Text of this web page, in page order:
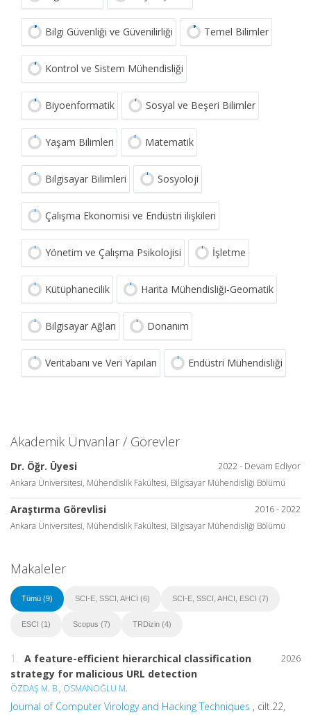
Bilgi Güvenliği ve Güvenilirliği Temel Bilimler
Kontrol ve Sistem Mühendisliği
Biyoenformatik Sosyal ve Beşeri Bilimler
Yaşam Bilimleri Matematik
Bilgisayar Bilimleri Sosyoloji
Çalışma Ekonomisi ve Endüstri ilişkileri
Yönetim ve Çalışma Psikolojisi İşletme
Kütüphanecilik Harita Mühendisliği-Geomatik
Bilgisayar Ağları Donanım
Veritabanı ve Veri Yapıları Endüstri Mühendisliği
Akademik Ünvanlar / Görevler
2022 - Devam Ediyor
Dr. Öğr. Üyesi
Ankara Üniversitesi, Mühendislik Fakültesi, Bilgisayar Mühendisliği Bölümü
2016 - 2022
Araştırma Görevlisi
Ankara Üniversitesi, Mühendislik Fakültesi, Bilgisayar Mühendisliği Bölümü
Makaleler
Tümü (9) SCI-E, SSCI, AHCI (6) SCI-E, SSCI, AHCI, ESCI (7)
ESCI (1) Scopus (7) TRDizin (4)
2026
1. A feature-efficient hierarchical classification
strategy for malicious URL detection
ÖZDAŞ M. B., OSMANOĞLU M.
Journal of Computer Virology and Hacking Techniques , cilt.22,